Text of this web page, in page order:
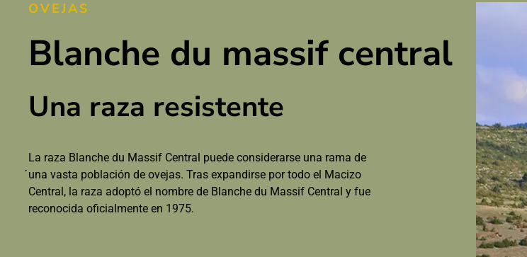
OVEJAS
Blanche du massif central
Una raza resistente
La raza Blanche du Massif Central puede considerarse una rama de
́una vasta población de ovejas. Tras expandirse por todo el Macizo
Central, la raza adoptó el nombre de Blanche du Massif Central y fue
reconocida oficialmente en 1975.